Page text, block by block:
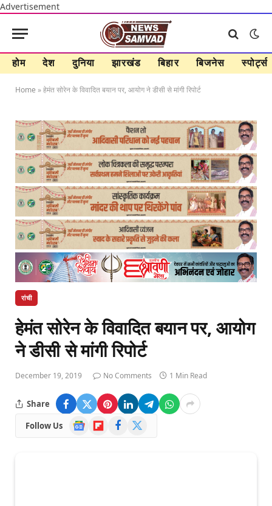
Advertisement
होम देश दुनिया झारखंड बिहार बिजनेस स्पोर्ट्स
Home »हेमंत सोरेन के विवादित बयान पर, आयोग ने डीसी से मांगी रिपोर्ट
रांची
हेमंत सोरेन के विवादित बयान पर, आयोग
ने डीसी से मांगी रिपोर्ट
December 19, 2019 No Comments 1 Min Read
Share
Follow Us
Google
News
FlipboardFacebook